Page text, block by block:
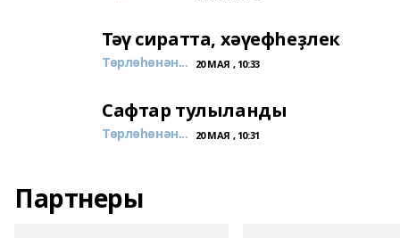
Тәү сиратта, хәүефһеҙлек
Төрлөһөнән... 20 МАЯ , 10:33
Сафтар тулыланды
Төрлөһөнән... 20 МАЯ , 10:31
Партнеры